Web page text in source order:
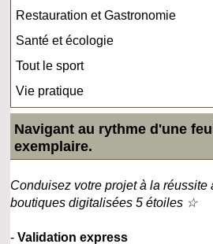
Restauration et Gastronomie
Santé et écologie
Tout le sport
Vie pratique
Navigant au rythme d'une
exemplaire.
Conduisez votre projet à la réussite
boutiques digitalisées 5 étoiles ☆
-Validation express